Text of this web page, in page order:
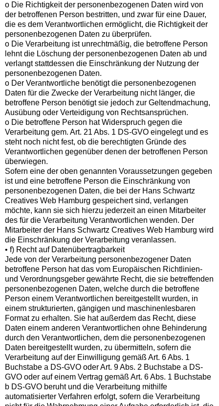
o Die Richtigkeit der personenbezogenen Daten wird von
der betroffenen Person bestritten, und zwar für eine Dauer,
die es dem Verantwortlichen ermöglicht, die Richtigkeit der
personenbezogenen Daten zu überprüfen.
o Die Verarbeitung ist unrechtmäßig, die betroffene Person
lehnt die Löschung der personenbezogenen Daten ab und
verlangt stattdessen die Einschränkung der Nutzung der
personenbezogenen Daten.
o Der Verantwortliche benötigt die personenbezogenen
Daten für die Zwecke der Verarbeitung nicht länger, die
betroffene Person benötigt sie jedoch zur Geltendmachung,
Ausübung oder Verteidigung von Rechtsansprüchen.
o Die betroffene Person hat Widerspruch gegen die
Verarbeitung gem. Art. 21 Abs. 1 DS-GVO eingelegt und es
steht noch nicht fest, ob die berechtigten Gründe des
Verantwortlichen gegenüber denen der betroffenen Person
überwiegen.
Sofern eine der oben genannten Voraussetzungen gegeben
ist und eine betroffene Person die Einschränkung von
personenbezogenen Daten, die bei der Hans Schwartz
Creatives Web Hamburg gespeichert sind, verlangen
möchte, kann sie sich hierzu jederzeit an einen Mitarbeiter
des für die Verarbeitung Verantwortlichen wenden. Der
Mitarbeiter der Hans Schwartz Creatives Web Hamburg wird
die Einschränkung der Verarbeitung veranlassen.
• f) Recht auf Datenübertragbarkeit
Jede von der Verarbeitung personenbezogener Daten
betroffene Person hat das vom Europäischen Richtlinien-
und Verordnungsgeber gewährte Recht, die sie betreffenden
personenbezogenen Daten, welche durch die betroffene
Person einem Verantwortlichen bereitgestellt wurden, in
einem strukturierten, gängigen und maschinenlesbaren
Format zu erhalten. Sie hat außerdem das Recht, diese
Daten einem anderen Verantwortlichen ohne Behinderung
durch den Verantwortlichen, dem die personenbezogenen
Daten bereitgestellt wurden, zu übermitteln, sofern die
Verarbeitung auf der Einwilligung gemäß Art. 6 Abs. 1
Buchstabe a DS-GVO oder Art. 9 Abs. 2 Buchstabe a DS-
GVO oder auf einem Vertrag gemäß Art. 6 Abs. 1 Buchstabe
b DS-GVO beruht und die Verarbeitung mithilfe
automatisierter Verfahren erfolgt, sofern die Verarbeitung